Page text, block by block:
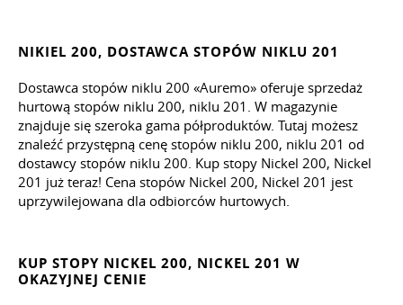
NIKIEL 200, DOSTAWCA STOPÓW NIKLU 201
Dostawca stopów niklu 200 «Auremo» oferuje sprzedaż
hurtową stopów niklu 200, niklu 201. W magazynie
znajduje się szeroka gama półproduktów. Tutaj możesz
znaleźć przystępną cenę stopów niklu 200, niklu 201 od
dostawcy stopów niklu 200. Kup stopy Nickel 200, Nickel
201 już teraz! Cena stopów Nickel 200, Nickel 201 jest
uprzywilejowana dla odbiorców hurtowych.
KUP STOPY NICKEL 200, NICKEL 201 W
OKAZYJNEJ CENIE